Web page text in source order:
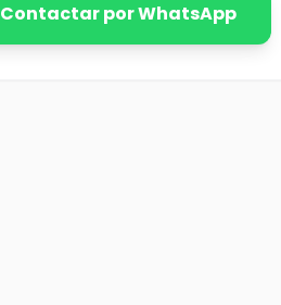
Contactar por WhatsApp